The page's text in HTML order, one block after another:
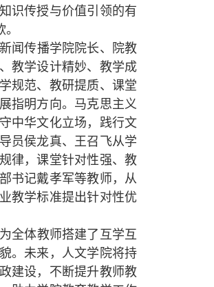
识传授与价值引领的有
闻传播学院院长、院教
教学设计精妙、教学成
规范、教研提质、课堂
指明方向。马克思主义
中华文化立场，践行文
员侯龙真、王召飞从学
律，课堂针对性强、教
书记戴孝军等教师，从
教学标准提出针对性优
全体教师搭建了互学互
。未来，人文学院将持
建设，不断提升教师教